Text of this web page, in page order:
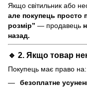
Якщо світильник або
але покупець просто
розмір” — продавець
назад.
🔹 2. Якщо товар
Покупець має право на:
безоплатне